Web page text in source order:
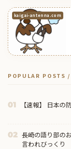
kaigai-antenna.com
POPULAR POSTS /
01 【速報】 日本
02 長崎の語り部の
言われびっくり